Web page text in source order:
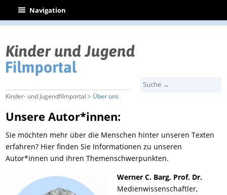
| Navigation
Kinder- und Jugendfilmportal > Über uns
Unsere Autor*innen:
Sie möchten mehr über die Menschen hinter unseren Texten
erfahren? Hier finden Sie Informationen zu unseren
Autor*innen und ihren Themenschwerpunkten.
Werner C. Barg, Prof. Dr.
Medienwissenschaftler,